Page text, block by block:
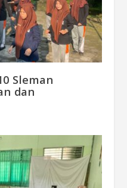
Sleman
dan